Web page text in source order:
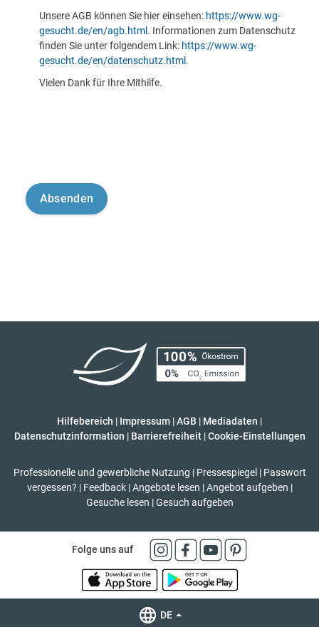
Unsere AGB können Sie hier einsehen: https://www.wg-
gesucht.de/en/agb.html . Informationen zum Datenschutz
finden Sie unter folgendem Link: https://www.wg-
gesucht.de/en/datenschutz.html .
Vielen Dank für Ihre Mithilfe.
Hilfebereich | Impressum |AGB | Mediadaten |
Datenschutzinformation | Barrierefreiheit | Cookie-Einstellungen
Professionelle und gewerbliche Nutzung | Pressespiegel | Passwort
vergessen? | Feedback | Angebote lesen | Angebot aufgeben |
Gesuche lesen | Gesuch aufgeben
Folge uns auf
DE